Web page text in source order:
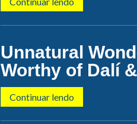
Unnatural
Worthy of Dalí
Continuar lendo